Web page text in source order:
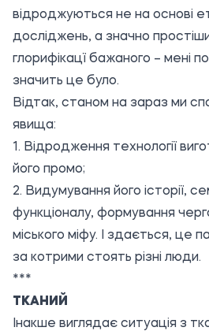
відроджуються не на основі
досліджень, а значно
глорифікацї бажаного – мені
значить це було.
Відтак, станом на зараз ми
явища:
1. Відродження технології
його промо;
2. Видумування його історії,
функціоналу, формування
міського міфу. І здається, це
за котрими стоять різні люди.
***
ТКАНИЙ
Інакше виглядає ситуація з